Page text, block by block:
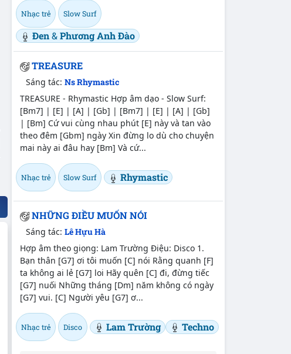
Nhạc trẻ Slow Surf
Đen&Phương Anh Đào
TREASURE
Sáng tác:Ns Rhymastic
TREASURE - Rhymastic Hợp âm dạo - Slow Surf:
[Bm7] | [E] | [A] | [Gb] | [Bm7] | [E] | [A] | [Gb]
| [Bm] Cứ vui cùng nhau phút [E] này và tan vào
theo đêm [Gbm] ngày Xin đừng lo dù cho chuyện
mai này ai đâu hay [Bm] Và cứ...
Nhạc trẻ Slow Surf Rhymastic
NHỮNG ĐIỀU MUỐN NÓI
Sáng tác:Lê Hựu Hà
Hợp âm theo giọng: Lam Trường Điệu: Disco 1.
Bạn thân [G7] ơi tôi muốn [C] nói Rằng quanh [F]
ta không ai lẻ [G7] loi Hãy quên [C] đi, đừng tiếc
[G7] nuối Những tháng [Dm] năm không có ngày
[G7] vui. [C] Người yêu [G7] ơ...
Nhạc trẻ Disco Lam Trường Techno